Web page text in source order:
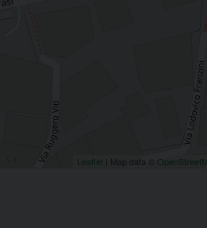
Leaflet | Map data ©